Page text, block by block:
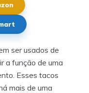
ser usados de
a função de uma
Esses tacos
mais de uma